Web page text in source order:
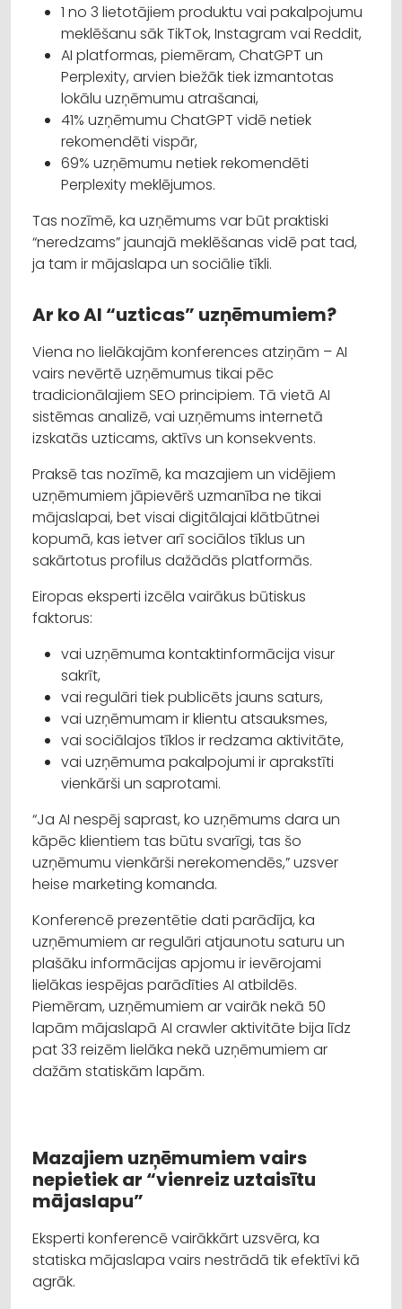
1 no 3 lietotājiem produktu vai pakalpojumu
meklēšanu sāk TikTok, Instagram vai Reddit,
AI platformas, piemēram, ChatGPT un
Perplexity, arvien biežāk tiek izmantotas
lokālu uzņēmumu atrašanai,
41% uzņēmumu ChatGPT vidē netiek
rekomendēti vispār,
69% uzņēmumu netiek rekomendēti
Perplexity meklējumos.
Tas nozīmē, ka uzņēmums var būt praktiski
“neredzams” jaunajā meklēšanas vidē pat tad,
ja tam ir mājaslapa un sociālie tīkli.
Ar ko AI “uzticas” uzņēmumiem?
Viena no lielākajām konferences atziņām – AI
vairs nevērtē uzņēmumus tikai pēc
tradicionālajiem SEO principiem. Tā vietā AI
sistēmas analizē, vai uzņēmums internetā
izskatās uzticams, aktīvs un konsekvents.
Praksē tas nozīmē, ka mazajiem un vidējiem
uzņēmumiem jāpievērš uzmanība ne tikai
mājaslapai, bet visai digitālajai klātbūtnei
kopumā, kas ietver arī sociālos tīklus un
sakārtotus profilus dažādās platformās.
Eiropas eksperti izcēla vairākus būtiskus
faktorus:
vai uzņēmuma kontaktinformācija visur
sakrīt,
vai regulāri tiek publicēts jauns saturs,
vai uzņēmumam ir klientu atsauksmes,
vai sociālajos tīklos ir redzama aktivitāte,
vai uzņēmuma pakalpojumi ir aprakstīti
vienkārši un saprotami.
“Ja AI nespēj saprast, ko uzņēmums dara un
kāpēc klientiem tas būtu svarīgi, tas šo
uzņēmumu vienkārši nerekomendēs,” uzsver
heise marketing komanda.
Konferencē prezentētie dati parādīja, ka
uzņēmumiem ar regulāri atjaunotu saturu un
plašāku informācijas apjomu ir ievērojami
lielākas iespējas parādīties AI atbildēs.
Piemēram, uzņēmumiem ar vairāk nekā 50
lapām mājaslapā AI crawler aktivitāte bija līdz
pat 33 reizēm lielāka nekā uzņēmumiem ar
dažām statiskām lapām.
Mazajiem uzņēmumiem vairs
nepietiek ar “vienreiz uztaisītu
mājaslapu”
Eksperti konferencē vairākkārt uzsvēra, ka
statiska mājaslapa vairs nestrādā tik efektīvi kā
agrāk.